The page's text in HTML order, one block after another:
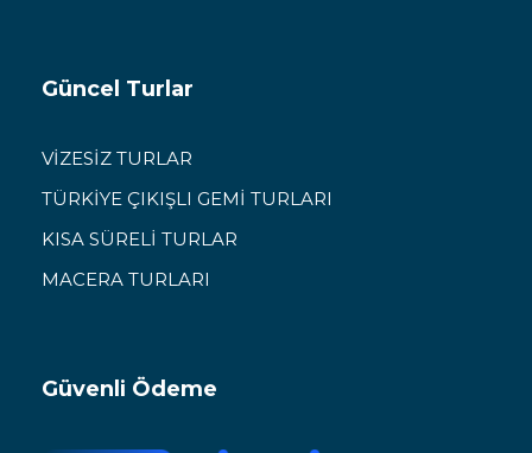
Güncel Turlar
VİZESİZ TURLAR
TÜRKİYE ÇIKIŞLI GEMİ TURLARI
KISA SÜRELİ TURLAR
MACERA TURLARI
Güvenli Ödeme